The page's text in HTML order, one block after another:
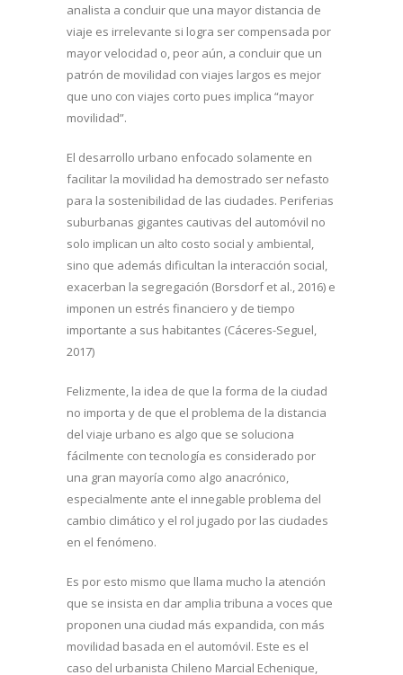
analista a concluir que una mayor distancia de
viaje es irrelevante si logra ser compensada por
mayor velocidad o, peor aún, a concluir que un
patrón de movilidad con viajes largos es mejor
que uno con viajes corto pues implica “mayor
movilidad”.
El desarrollo urbano enfocado solamente en
facilitar la movilidad ha demostrado ser nefasto
para la sostenibilidad de las ciudades. Periferias
suburbanas gigantes cautivas del automóvil no
solo implican un alto costo social y ambiental,
sino que además dificultan la interacción social,
exacerban la segregación (Borsdorf et al., 2016) e
imponen un estrés financiero y de tiempo
importante a sus habitantes (Cáceres-Seguel,
2017)
Felizmente, la idea de que la forma de la ciudad
no importa y de que el problema de la distancia
del viaje urbano es algo que se soluciona
fácilmente con tecnología es considerado por
una gran mayoría como algo anacrónico,
especialmente ante el innegable problema del
cambio climático y el rol jugado por las ciudades
en el fenómeno.
Es por esto mismo que llama mucho la atención
que se insista en dar amplia tribuna a voces que
proponen una ciudad más expandida, con más
movilidad basada en el automóvil. Este es el
caso del urbanista Chileno Marcial Echenique,